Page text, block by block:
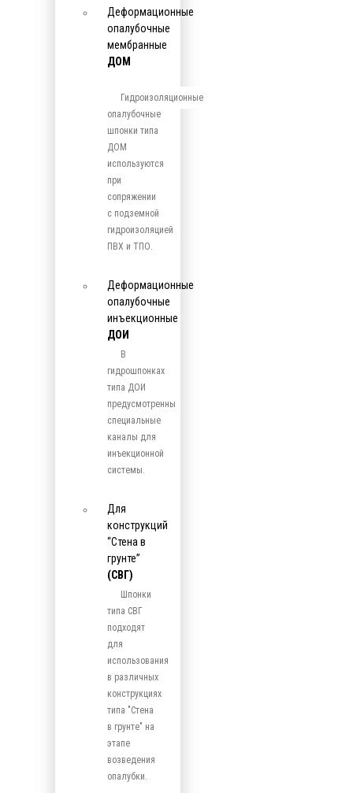
Деформационные
опалубочные
мембранные
ДОМ
Гидроизоляционные
опалубочные
шпонки типа
ДОМ
используются
при
сопряжении
с подземной
гидроизоляцией
ПВХ и ТПО.
Деформационные
опалубочные
инъекционные
ДОИ
В
гидрошпонках
типа ДОИ
предусмотренны
специальные
каналы для
инъекционной
системы.
Для
конструкций
“Стена в
грунте”
(СВГ)
Шпонки
типа СВГ
подходят
для
использования
в различных
конструкциях
типа "Стена
в грунте" на
этапе
возведения
опалубки.